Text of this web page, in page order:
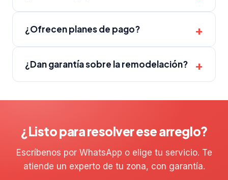
¿Ofrecen planes de pago?
¿Dan garantía sobre la remodelación?
¿Listo para resolver ese arreglo?
Escríbenos por WhatsApp o elige tu servicio. Te
atiende un experto de tu zona, con garantía.